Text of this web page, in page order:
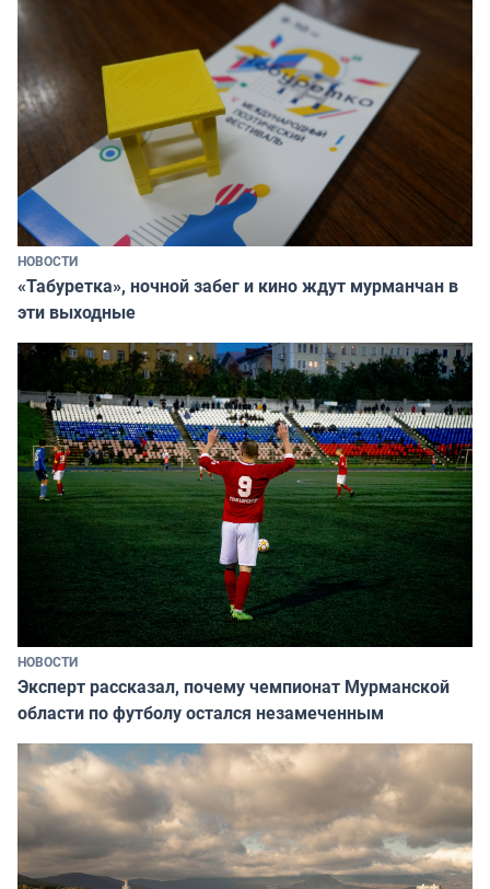
НОВОСТИ
«Табуретка», ночной забег и кино ждут мурманчан в
эти выходные
НОВОСТИ
Эксперт рассказал, почему чемпионат Мурманской
области по футболу остался незамеченным